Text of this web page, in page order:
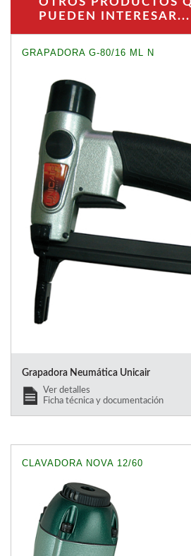
PUEDEN INTERESAR...
GRAPADORA G-80/16 ML N
Grapadora Neumática Unicair
Ver detalles
Ficha técnica y documentación
CLAVADORA NOVA 12/60